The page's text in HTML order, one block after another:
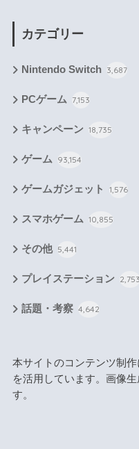
カテゴリー
Nintendo Switch 3,687
PCゲーム 7,153
キャンペーン 18,735
ゲーム 93,154
ゲームガジェット 1,576
スマホゲーム 10,855
その他 5,441
プレイステーション 2,753
話題・考察 4,642
本サイトのコンテンツ制
を活用しています。画像
す。